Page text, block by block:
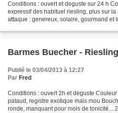
Conditions : ouvert et deguste sur 24 h
expressif des habituel riesling, plus sur
attaque : genereux, solaire, gourmand et
Barmes Buecher -
Publié le 03/04/2013 à 12:27
Par Fred
Conditions : ouvert 2h et deguste
pataud, registre exotique mais mou
ronde, manquant pour mois de tonicité...